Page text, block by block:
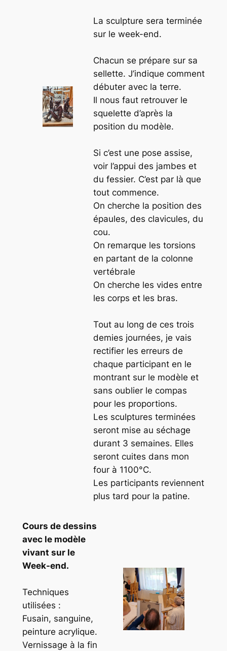
La sculpture sera terminée
sur le week-end.
Chacun se prépare sur sa
sellette. J’indique comment
débuter avec la terre.
Il nous faut retrouver le
squelette d’après la
position du modèle.
Si c’est une pose assise,
voir l’appui des jambes et
du fessier. C’est par là que
tout commence.
On cherche la position des
épaules, des clavicules, du
cou.
On remarque les torsions
en partant de la colonne
vertébrale
On cherche les vides entre
les corps et les bras.
Tout au long de ces trois
demies journées, je vais
rectifier les erreurs de
chaque participant en le
montrant sur le modèle et
sans oublier le compas
pour les proportions.
Les sculptures terminées
seront mise au séchage
durant 3 semaines. Elles
seront cuites dans mon
four à 1100°C.
Les participants reviennent
plus tard pour la patine.
Cours de dessins
avec le modèle
vivant sur le
Week-end.
Techniques
utilisées :
Fusain, sanguine,
peinture acrylique.
Vernissage à la fin